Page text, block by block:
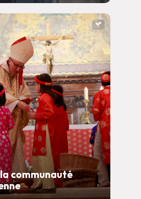
communauté